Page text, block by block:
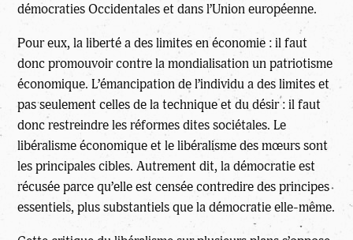
démocraties Occidentales et dans l’Union européenne.
Pour eux, la liberté a des limites en économie : il faut
donc promouvoir contre la mondialisation un patriotisme
économique. L’émancipation de l’individu a des limites et
pas seulement celles de la technique et du désir : il faut
donc restreindre les réformes dites sociétales. Le
libéralisme économique et le libéralisme des mœurs sont
les principales cibles. Autrement dit, la démocratie est
récusée parce qu’elle est censée contredire des principes
essentiels, plus substantiels que la démocratie elle-même.